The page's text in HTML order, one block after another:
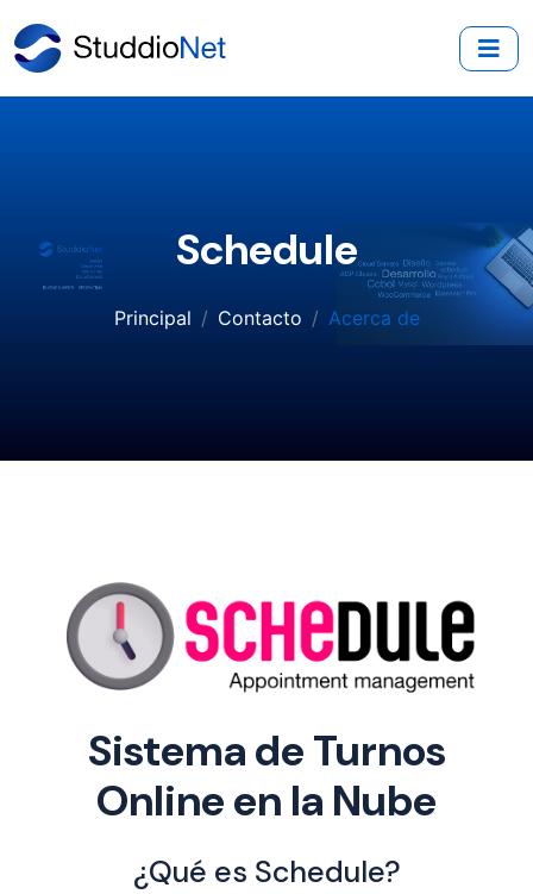
Schedule
Principal Contacto Acerca de
Sistema de Turnos
Online en la Nube
¿Qué es Schedule?